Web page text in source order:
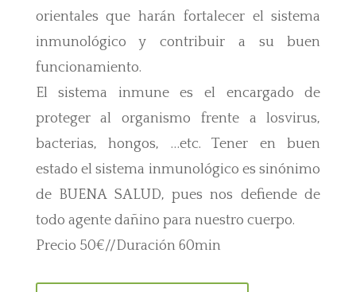
orientales que harán fortalecer el sistema
inmunológico y contribuir a su buen
funcionamiento.
El sistema inmune es el encargado de
proteger al organismo frente a losvirus,
bacterias, hongos, …etc. Tener en buen
estado el sistema inmunológico es sinónimo
de BUENA SALUD, pues nos defiende de
todo agente dañino para nuestro cuerpo.
Precio 50€//Duración 60min